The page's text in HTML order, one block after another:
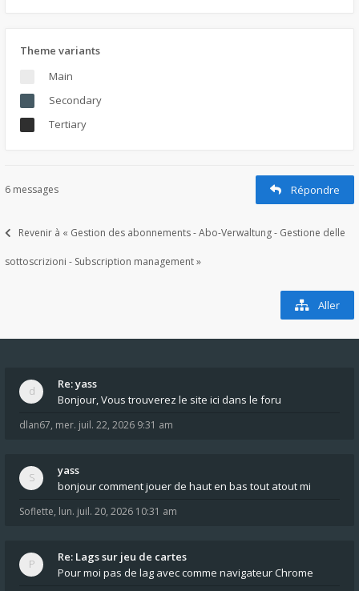
Theme variants
Main
Secondary
Tertiary
6 messages Répondre
Revenir à « Gestion des abonnements - Abo-Verwaltung - Gestione delle
sottoscrizioni - Subscription management »
Aller
Re: yass
Bonjour, Vous trouverez le site ici dans le foru
dlan67, mer. juil. 22, 2026 9:31 am
yass
bonjour comment jouer de haut en bas tout atout mi
Soflette, lun. juil. 20, 2026 10:31 am
Re: Lags sur jeu de cartes
Pour moi pas de lag avec comme navigateur Chrome